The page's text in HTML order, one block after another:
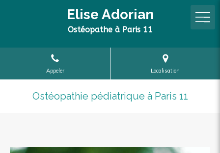
Elise Adorian
Ostéopathe à Paris 11
Appeler Localisation
Ostéopathie pédiatrique à Paris 11